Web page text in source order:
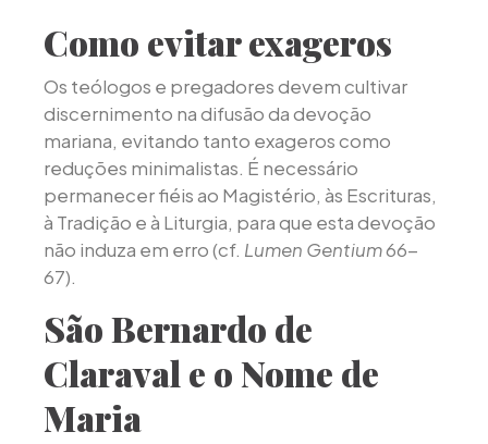
Como evitar exageros
Os teólogos e pregadores devem cultivar
discernimento na difusão da devoção
mariana, evitando tanto exageros como
reduções minimalistas. É necessário
permanecer fiéis ao Magistério, às Escrituras,
à Tradição e à Liturgia, para que esta devoção
não induza em erro (cf. Lumen Gentium66-
67).
São Bernardo de
Claraval e o Nome de
Maria